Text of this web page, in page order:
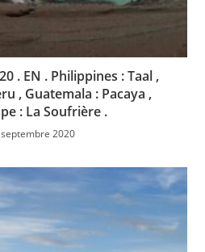
. EN . Philippines : Taal ,
, Guatemala : Pacaya ,
: La Soufrière .
2020